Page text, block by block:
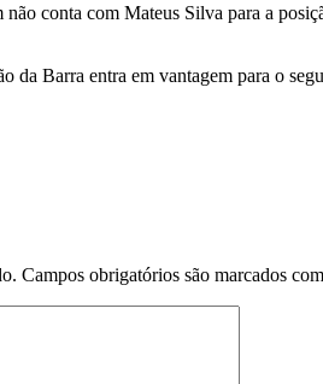
conta com Mateus Silva para a
da Barra entra em vantagem para o
Campos obrigatórios são marcados com